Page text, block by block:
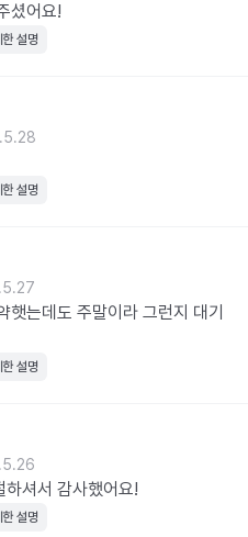
셨어요!
설명
설명
는데도 주말이라 그런지 대기
설명
셔서 감사했어요!
설명